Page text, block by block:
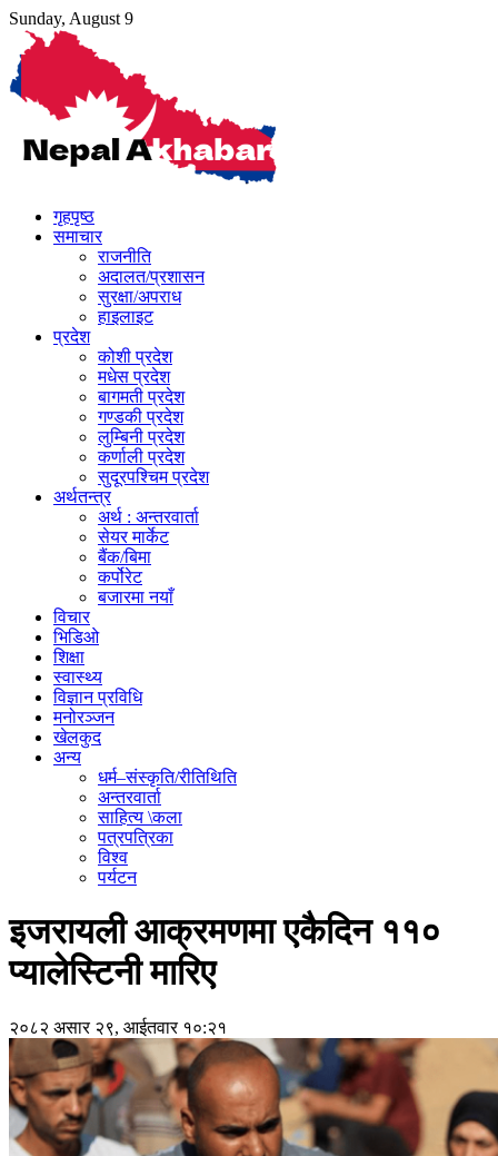
Skip
content
Sunday, August 9
गृहपृष्ठ
समाचार
राजनीति
अदालत/प्रशासन
सुरक्षा/अपराध
हाइलाइट
प्रदेश
कोशी प्रदेश
मधेस प्रदेश
बागमती प्रदेश
गण्डकी प्रदेश
लुम्बिनी प्रदेश
कर्णाली प्रदेश
सुदूरपश्चिम प्रदेश
अर्थतन्त्र
अर्थ : अन्तरवार्ता
सेयर मार्केट
बैंक/बिमा
कर्पोरेट
बजारमा नयाँ
विचार
भिडिओ
शिक्षा
स्वास्थ्य
विज्ञान प्रविधि
मनोरञ्जन
खेलकुद
अन्य
धर्म–संस्कृति/रीतिथिति
अन्तरवार्ता
साहित्य \कला
पत्रपत्रिका
विश्व
पर्यटन
इजरायली आक्रमणमा एकैदिन ११०
प्यालेस्टिनी मारिए
२०८२ असार २९, आईतवार १०:२१